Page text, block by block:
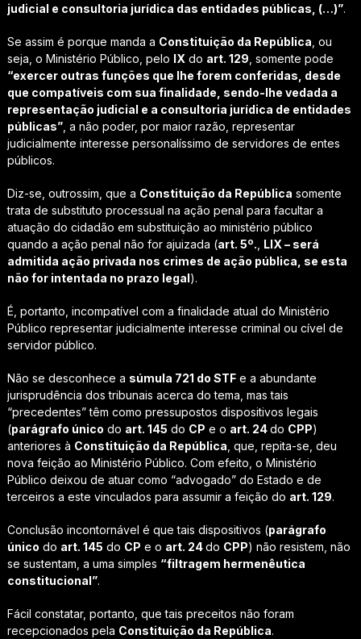
judicial e consultoria jurídica das entidades públicas, (…)”.
Se assim é porque manda a Constituição da República , ou
seja, o Ministério Público, pelo IX do art. 129 , somente pode
“exercer outras funções que lhe forem conferidas, desde
que compatíveis com sua finalidade, sendo-lhe vedada a
representação judicial e a consultoria jurídica de entidades
públicas”, a não poder, por maior razão, representar
judicialmente interesse personalíssimo de servidores de entes
públicos.
Diz-se, outrossim, que a Constituição da República somente
trata de substituto processual na ação penal para facultar a
atuação do cidadão em substituição ao ministério público
quando a ação penal não for ajuizada (art. 5º. LIX – será
admitida ação privada nos crimes de ação pública, se esta
não for intentada no prazo legal).
É, portanto, incompatível com a finalidade atual do Ministério
Público representar judicialmente interesse criminal ou cível de
servidor público.
Não se desconhece a súmula 721 do STFe a abundante
jurisprudência dos tribunais acerca do tema, mas tais
“precedentes” têm como pressupostos dispositivos legais
(parágrafo único do art. 145 do CP e o art. 24do CPP)
anteriores à Constituição da República , que, repita-se, deu
nova feição ao Ministério Público. Com efeito, o Ministério
Público deixou de atuar como “advogado” do Estado e de
terceiros a este vinculados para assumir a feição do art. 129.
Conclusão incontornável é que tais dispositivos (parágrafo
único do art. 145 do CP e o art. 24do CPP) não resistem, não
se sustentam, a uma simples “filtragem hermenêutica
constitucional”.
Fácil constatar, portanto, que tais preceitos não foram
recepcionados pela Constituição da República.